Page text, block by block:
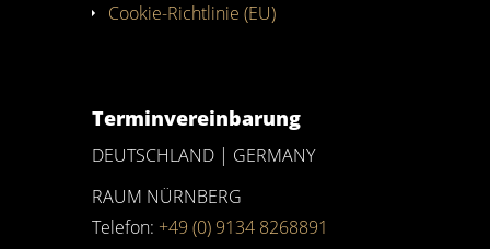
Cookie-Richtlinie (EU)
Terminvereinbarung
DEUTSCHLAND | GERMANY
RAUM NÜRNBERG
Telefon: +49 (0) 9134 8268891